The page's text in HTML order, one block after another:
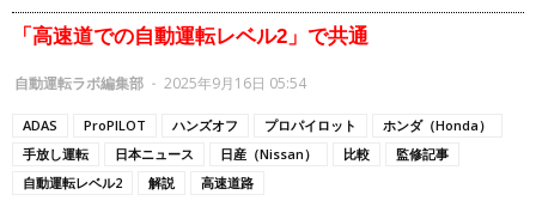
「高速道での自動運転レベル2」で共通
自動運転ラボ編集部 - 2025年9月16日 05:54
ADAS ProPILOT ハンズオフ プロパイロット
ホンダ（Honda）
手放し運転
日本ニュース 日産（Nissan） 比較
監修記事
自動運転レベル2
解説 高速道路